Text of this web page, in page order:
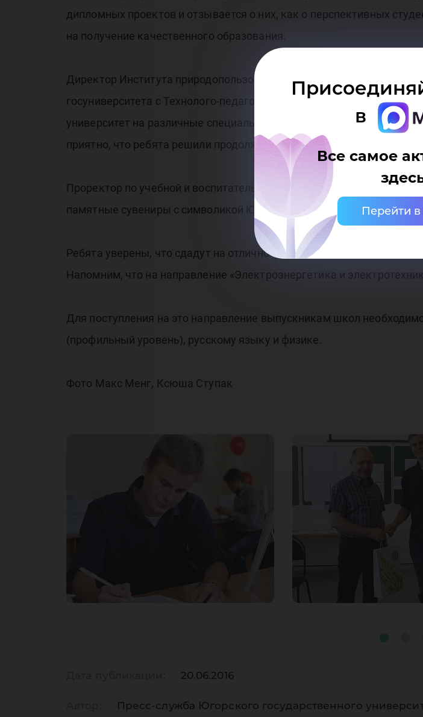
в
Все самое
Перейти в
дипломных проектов и отзывается о них, как о перспективных
на получение качественного образования.
Директор Института природопользования Владимир Ковалев
госуниверситета с Технолого-педагогическим колледжем. Он
университет на различные специальности, но это первый выпуск
приятно, что ребята решили продолжить осваивать профессию в
Проректор по учебной и воспитательной работе Владимир
памятные сувениры с символикой Югорского госуниверситета и
Ребята уверены, что сдадут на отлично физику и математику, а
Напомним, что на направление «Электроэнергетика и
Для поступления на это направление выпускникам школ
(профильный уровень), русскому языку и физике.
Фото Макс Менг, Ксюша Ступак
20.06.2016
Пресс-служба Югорского государственного